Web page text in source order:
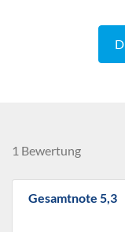
1 Bewertung
Gesamtnote 5,3